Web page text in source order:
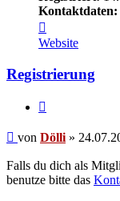
Kontaktdaten:
von
Dölli
Website
Registrierung
Beitrag
von Dölli »
Falls du dich als
benutze bitte das